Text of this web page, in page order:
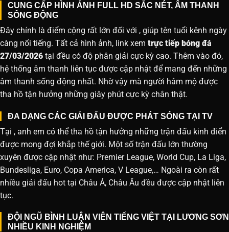
CUNG CẤP HÌNH ẢNH FULL HD SẮC NÉT, ÂM THANH
SỐNG ĐỘNG
Đây chính là điểm cộng rất lớn đối với , giúp tên tuổi kênh ngày
càng nổi tiếng. Tất cả hình ảnh, link xem trực tiếp bóng đá
27/03/2026 tại đều có độ phân giải cực kỳ cao. Thêm vào đó,
hệ thống âm thanh liên tục được cập nhật để mang đến những
âm thanh sống động nhất. Nhờ vậy mà người hâm mộ được
tha hồ tận hưởng những giây phút cực kỳ chân thật.
ĐA DẠNG CÁC GIẢI ĐẤU ĐƯỢC PHÁT SÓNG TẠI TV
Tại , anh em có thể tha hồ tận hưởng những trận đấu kinh điển
được mong đợi khắp thế giới. Một số trận đấu lớn thường
xuyên được cập nhật như: Premier League, World Cup, La Liga,
Bundesliga, Euro, Copa America, V League,… Ngoài ra còn rất
nhiều giải đấu hot tại Châu Á, Châu Âu đều được cập nhật liên
tục.
ĐỘI NGŨ BÌNH LUẬN VIÊN TIẾNG VIỆT TẠI LƯƠNG SƠN
NHIỀU KINH NGHIỆM